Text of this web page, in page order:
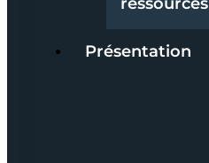
Présentation